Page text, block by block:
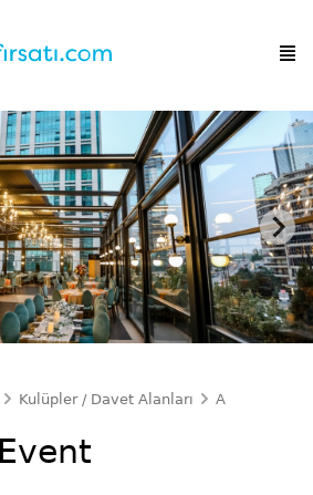
Kulüpler / Davet Alanları Ankara